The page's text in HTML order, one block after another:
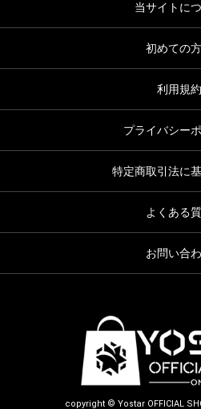
当サイトに
初めての
利用規約
プライバシー
特定商取引法に
よくある
お問い合
copyright © Yostar OFFICIAL